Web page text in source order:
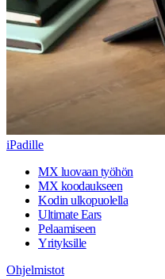
iPadille
MX luovaan työhön
MX koodaukseen
Kodin ulkopuolella
Ultimate Ears
Pelaamiseen
Yrityksille
Ohjelmistot